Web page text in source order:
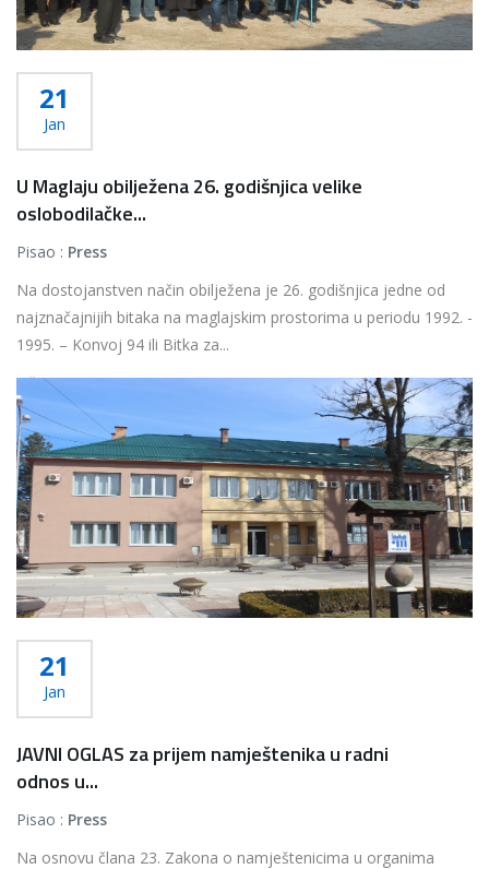
21
Jan
U Maglaju obilježena 26. godišnjica velike
oslobodilačke...
Pisao : Press
Na dostojanstven način obilježena je 26. godišnjica jedne od
najznačajnijih bitaka na maglajskim prostorima u periodu 1992. -
1995. – Konvoj 94 ili Bitka za...
Više...
21
Jan
JAVNI OGLAS za prijem namještenika u radni
odnos u...
Pisao : Press
Na osnovu člana 23. Zakona o namještenicima u organima